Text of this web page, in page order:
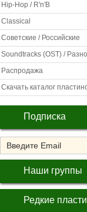
Hip-Hop / R'n'B
Classical
Советские / Российские
Soundtracks (OST) /
Распродажа
Скачать каталог
Подписка
Наши группы
Редкие